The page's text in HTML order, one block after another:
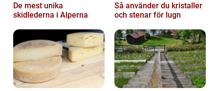
De mest unika
skidlederna i Alperna
Så använder du kristaller
och stenar för lugn